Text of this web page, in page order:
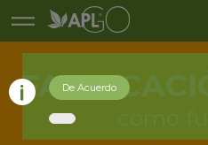
cómo
De Acuerdo